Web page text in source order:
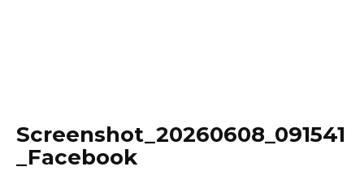
Screenshot_20260608_091541
_Facebook